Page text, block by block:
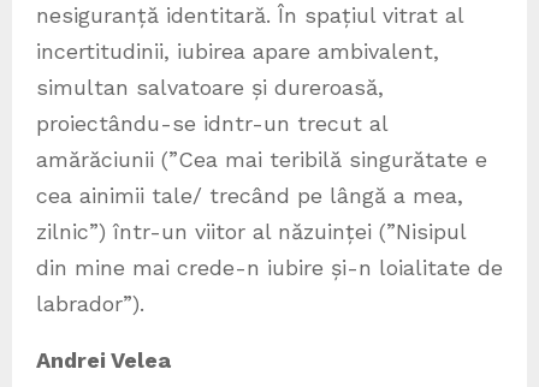
nesiguranță identitară. În spațiul vitrat al
incertitudinii, iubirea apare ambivalent,
simultan salvatoare și dureroasă,
proiectându-se idntr-un trecut al
amărăciunii (”Cea mai teribilă singurătate e
cea ainimii tale/ trecând pe lângă a mea,
zilnic”) într-un viitor al năzuinței (”Nisipul
din mine mai crede-n iubire și-n loialitate de
labrador”).
Andrei Velea